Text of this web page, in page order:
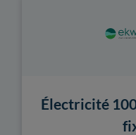
Électricité